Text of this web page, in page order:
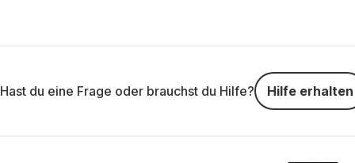
Hast du eine Frage oder brauchst du Hilfe? Hilfe erhalten